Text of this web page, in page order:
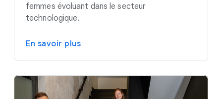
femmes évoluant dans le secteur
technologique.
En savoir plus